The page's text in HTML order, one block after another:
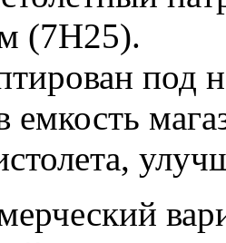
(7Н25).
под
емкость